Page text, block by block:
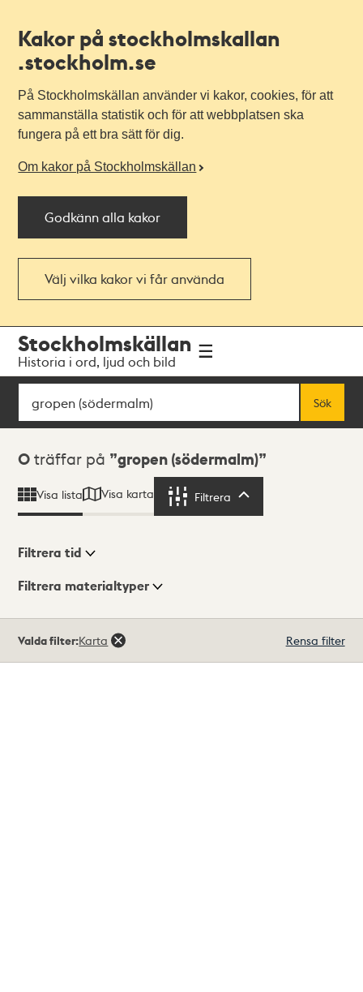
Kakor på stockholmskallan
.stockholm.se
På Stockholmskällan använder vi kakor, cookies, för att
sammanställa statistik och för att webbplatsen ska
fungera på ett bra sätt för dig.
Om kakor på Stockholmskällan
Godkänn alla kakor
Välj vilka kakor vi får använda
navigationen
huvudinnehållet
Stockholmskällan
Historia i ord, ljud och bild
Sök
Sök
Sökresultat
0 träffar på gropen (södermalm)
Visa lista Visa karta Filtrera
Visningsläge
Filtrera tid
Filtrera materialtyper
träffar
Valda filter:Karta Rensa filter